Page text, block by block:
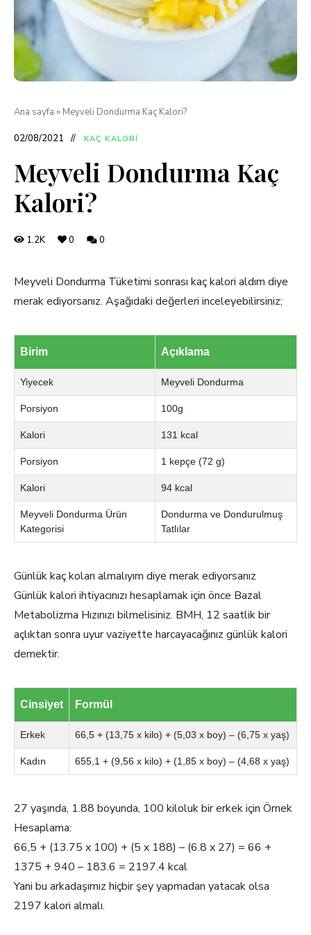
Ana sayfa » Meyveli Dondurma Kaç Kalori?
02/08/2021 KAÇ KALORI
Meyveli Dondurma Kaç
Kalori?
1.2K 0 0
Meyveli Dondurma Tüketimi sonrası kaç kalori aldım diye
merak ediyorsanız. Aşağıdaki değerleri inceleyebilirsiniz;
Birim Açıklama
Yiyecek Meyveli Dondurma
Porsiyon 100g
Kalori 131 kcal
Porsiyon 1 kepçe (72 g)
Kalori 94 kcal
Meyveli Dondurma Ürün
Kategorisi
Dondurma ve Dondurulmuş
Tatlılar
Günlük kaç koları almalıyım diye merak ediyorsanız
Günlük kalori ihtiyacınızı hesaplamak için önce Bazal
Metabolizma Hızınızı bilmelisiniz. BMH, 12 saatlik bir
açlıktan sonra uyur vaziyette harcayacağınız günlük kalori
demektir.
Cinsiyet Formül
Erkek 66,5 + (13,75 x kilo) + (5,03 x boy) – (6,75 x yaş)
Kadın 655,1 + (9,56 x kilo) + (1,85 x boy) – (4,68 x yaş)
27 yaşında, 1.88 boyunda, 100 kiloluk bir erkek için Örnek
Hesaplama:
66,5 + (13.75 x 100) + (5 x 188) – (6.8 x 27) = 66 +
1375 + 940 – 183.6 = 2197.4 kcal
Yani bu arkadaşımız hiçbir şey yapmadan yatacak olsa
2197 kalori almalı.